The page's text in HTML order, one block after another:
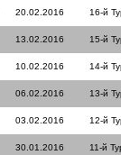
20.02.2016 16-й
13.02.2016 15-й
10.02.2016 14-й
06.02.2016 13-й
03.02.2016 12-й
30.01.2016 11-й